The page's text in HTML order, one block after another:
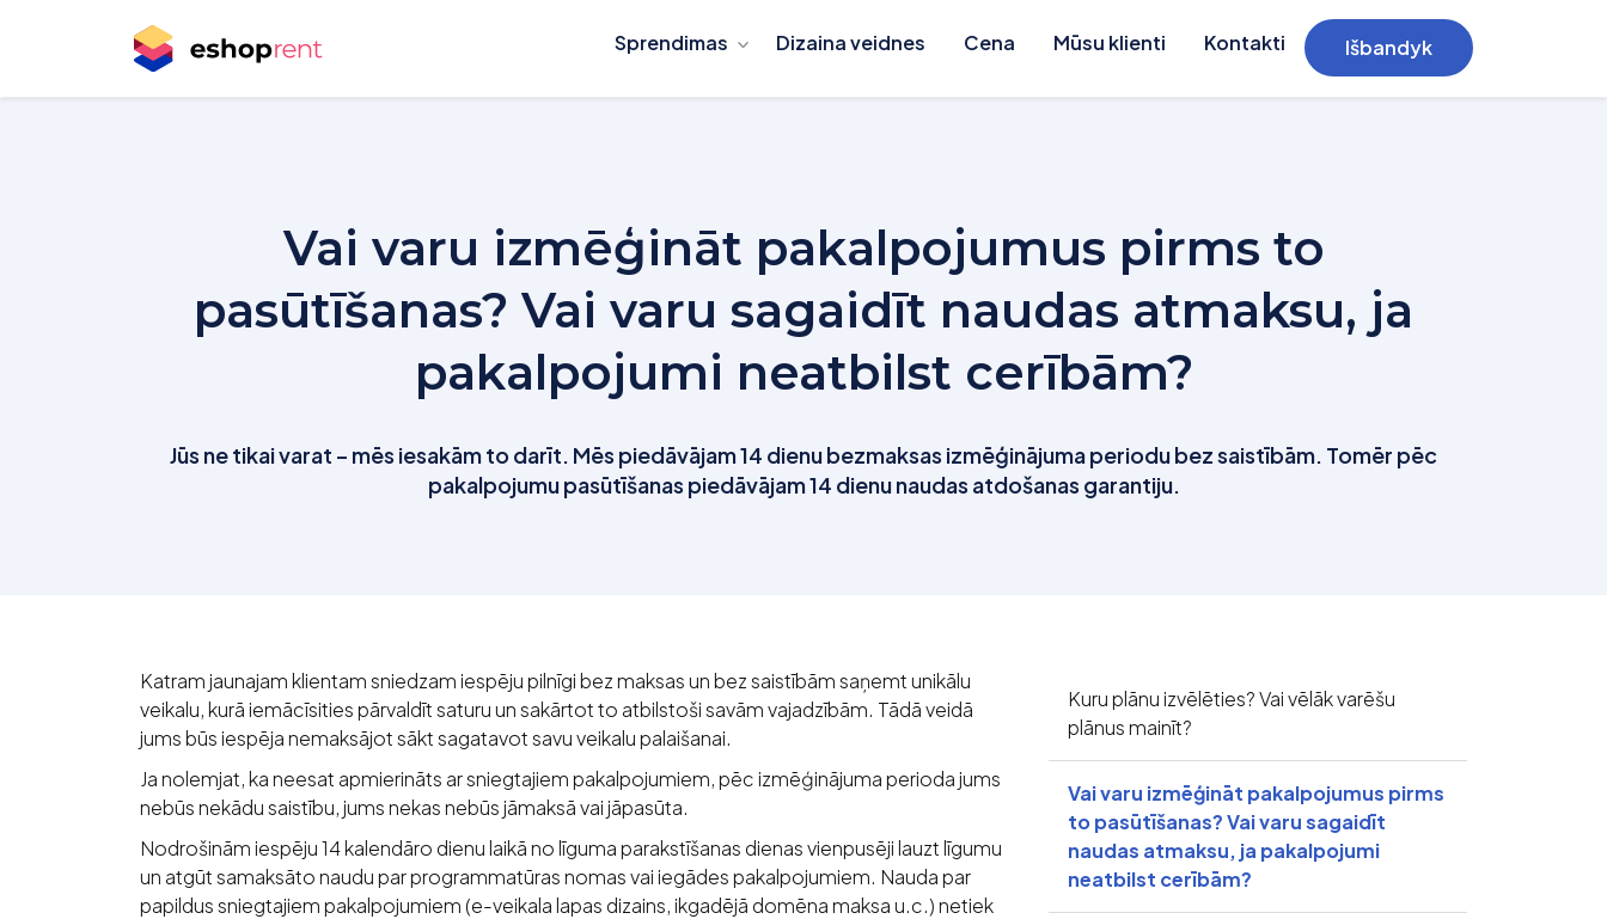
Sprendimas Dizaina veidnes Cena Mūsu klienti Kontakti Išbandyk
Vai varu izmēģināt pakalpojumus pirms to
pasūtīšanas? Vai varu sagaidīt naudas atmaksu, ja
pakalpojumi neatbilst cerībām?
Jūs ne tikai varat – mēs iesakām to darīt. Mēs piedāvājam 14 dienu bezmaksas izmēģinājuma periodu bez saistībām. Tomēr pēc
pakalpojumu pasūtīšanas piedāvājam 14 dienu naudas atdošanas garantiju.
Katram jaunajam klientam sniedzam iespēju pilnīgi bez maksas un bez saistībām saņemt unikālu
veikalu, kurā iemācīsities pārvaldīt saturu un sakārtot to atbilstoši savām vajadzībām. Tādā veidā
jums būs iespēja nemaksājot sākt sagatavot savu veikalu palaišanai.
Ja nolemjat, ka neesat apmierināts ar sniegtajiem pakalpojumiem, pēc izmēģinājuma perioda jums
nebūs nekādu saistību, jums nekas nebūs jāmaksā vai jāpasūta.
Nodrošinām iespēju 14 kalendāro dienu laikā no līguma parakstīšanas dienas vienpusēji lauzt līgumu
un atgūt samaksāto naudu par programmatūras nomas vai iegādes pakalpojumiem. Nauda par
papildus sniegtajiem pakalpojumiem (e-veikala lapas dizains, ikgadējā domēna maksa u.c.) netiek
Kuru plānu izvēlēties? Vai vēlāk varēšu
plānus mainīt?
Vai varu izmēģināt pakalpojumus pirms
to pasūtīšanas? Vai varu sagaidīt
naudas atmaksu, ja pakalpojumi
neatbilst cerībām?